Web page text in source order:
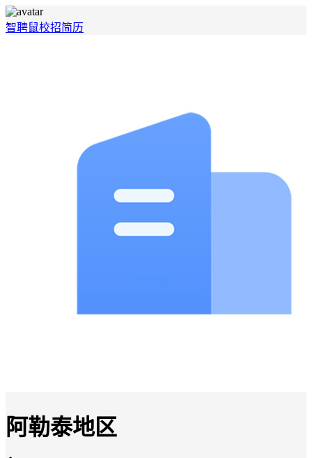
智聘鼠校招简历
阿勒泰地区